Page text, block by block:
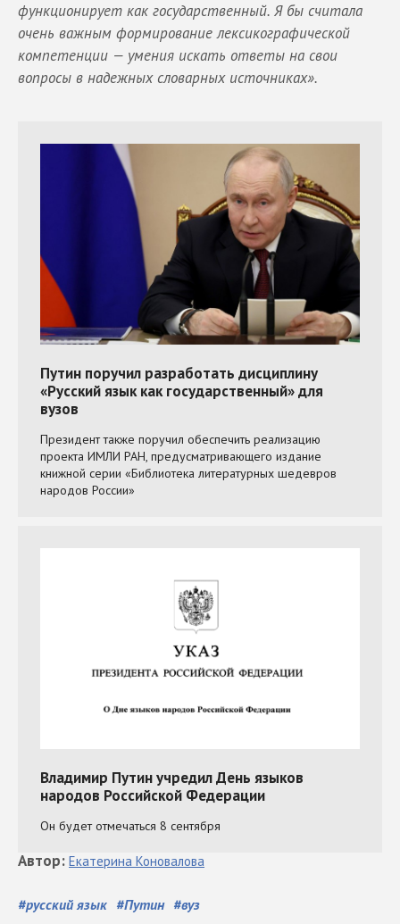
функционирует как государственный. Я бы считала
очень важным формирование лексикографической
компетенции — умения искать ответы на свои
вопросы в надежных словарных источниках».
#русский язык #Путин #вуз
Автор: Екатерина Коновалова